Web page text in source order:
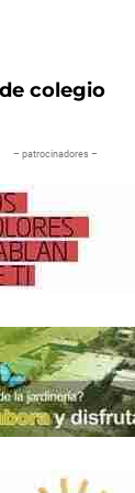
colegio
– patrocinadores –